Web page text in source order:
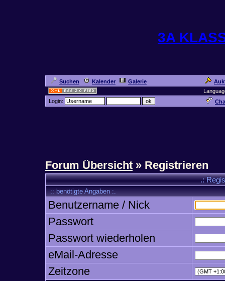
3A
Suchen Kalender Galerie
Login:
Forum Übersicht » Registrieren
.:
:: benötigte Angaben :.
Benutzername / Nick
Passwort
Passwort wiederholen
eMail-Adresse
Zeitzone